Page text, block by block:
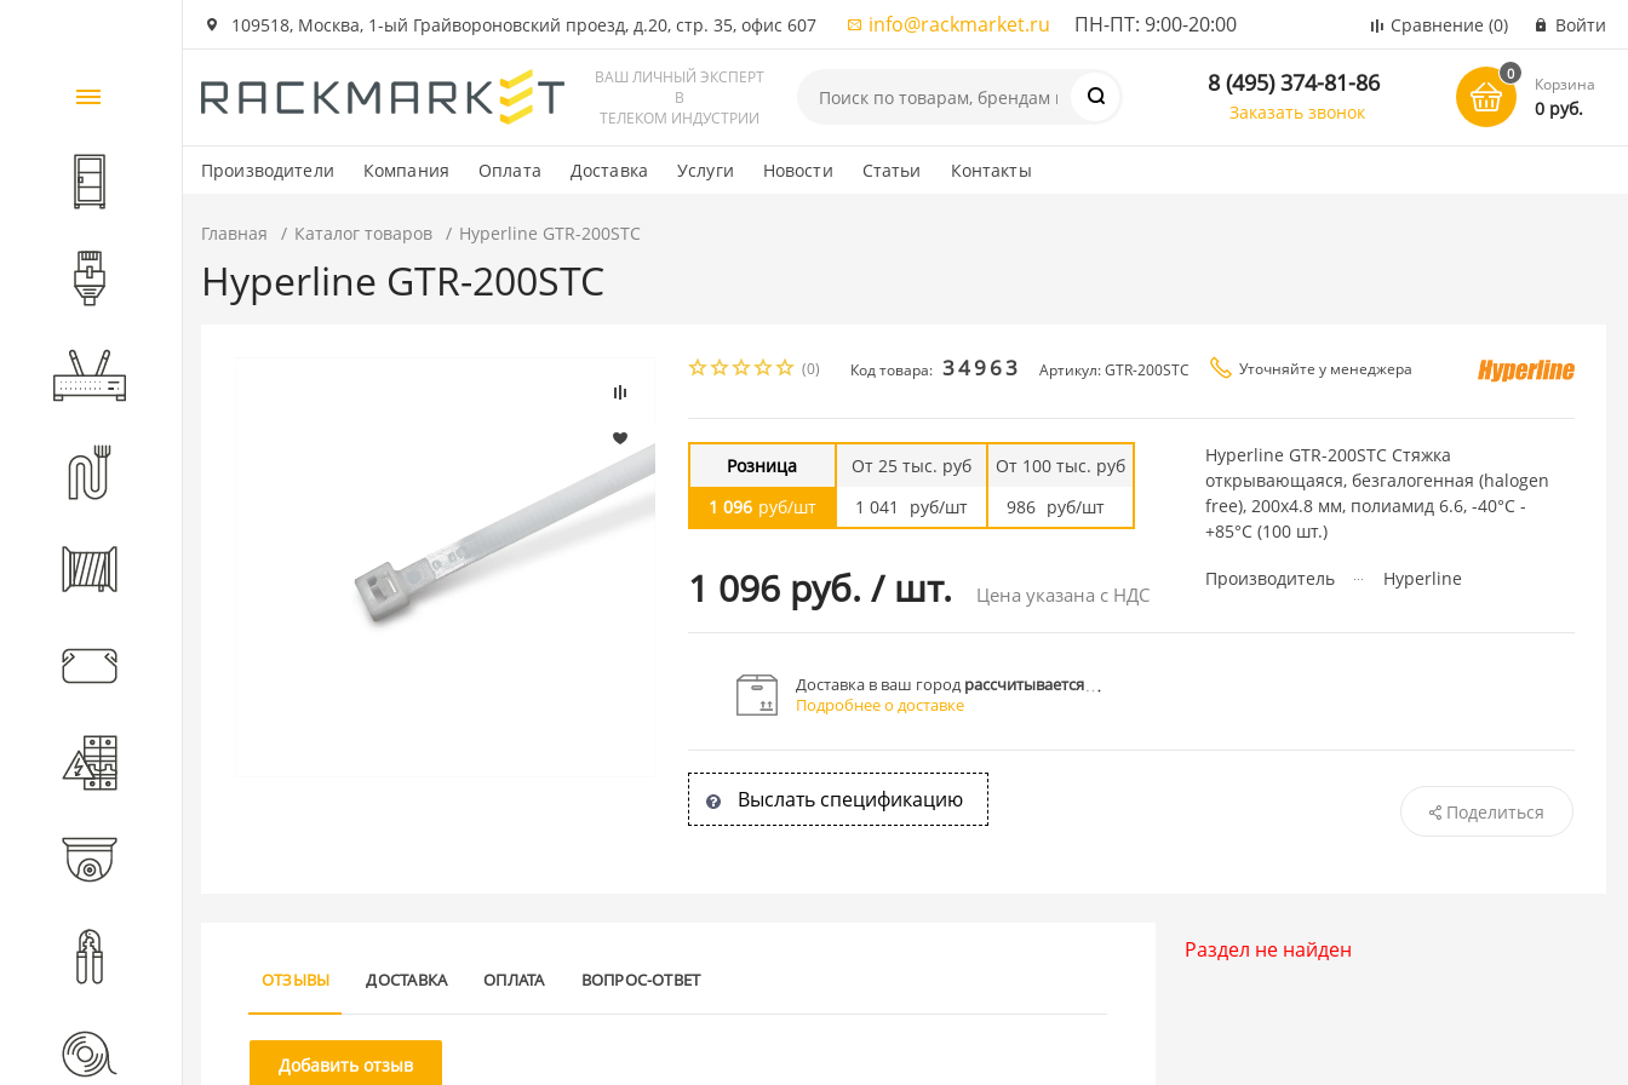
109518, Москва, 1-ый Грайвороновский проезд, д.20, стр. 35, офис 607 info@rackmarket.ru ПН-ПТ: 9:00-20:00 Сравнение (0) Войти
ВАШ ЛИЧНЫЙ ЭКСПЕРТ
В
ТЕЛЕКОМ ИНДУСТРИИ
8 (495) 374-81-86
Заказать звонок
0
Корзина
0 руб.
Производители Компания Оплата Доставка Услуги Новости Статьи Контакты
Каталог
товаров
Шкафы и стойки
Компоненты СКС
Расходные материалы
Главная Каталог товаров Hyperline GTR-200STC
Hyperline GTR-200STC
(0) Код товара: 34963 Артикул: GTR-200STC Уточняйте у менеджера
Розница
1 096 руб/шт
От 25 тыс. руб
1 041
руб/шт
От 100 тыс. руб
986 руб/шт
1 096 руб. / шт. Цена указана с НДС
Hyperline GTR-200STC Стяжка
открывающаяся, безгалогенная (halogen
free), 200x4.8 мм, полиамид 6.6, -40°C -
+85°C (100 шт.)
Производитель Hyperline
Доставка в ваш городрассчитывается
Подробнее о доставке
Выслать спецификацию Поделиться
ОТЗЫВЫ ДОСТАВКА ОПЛАТА ВОПРОС-ОТВЕТ
Добавить отзыв
Раздел не найден